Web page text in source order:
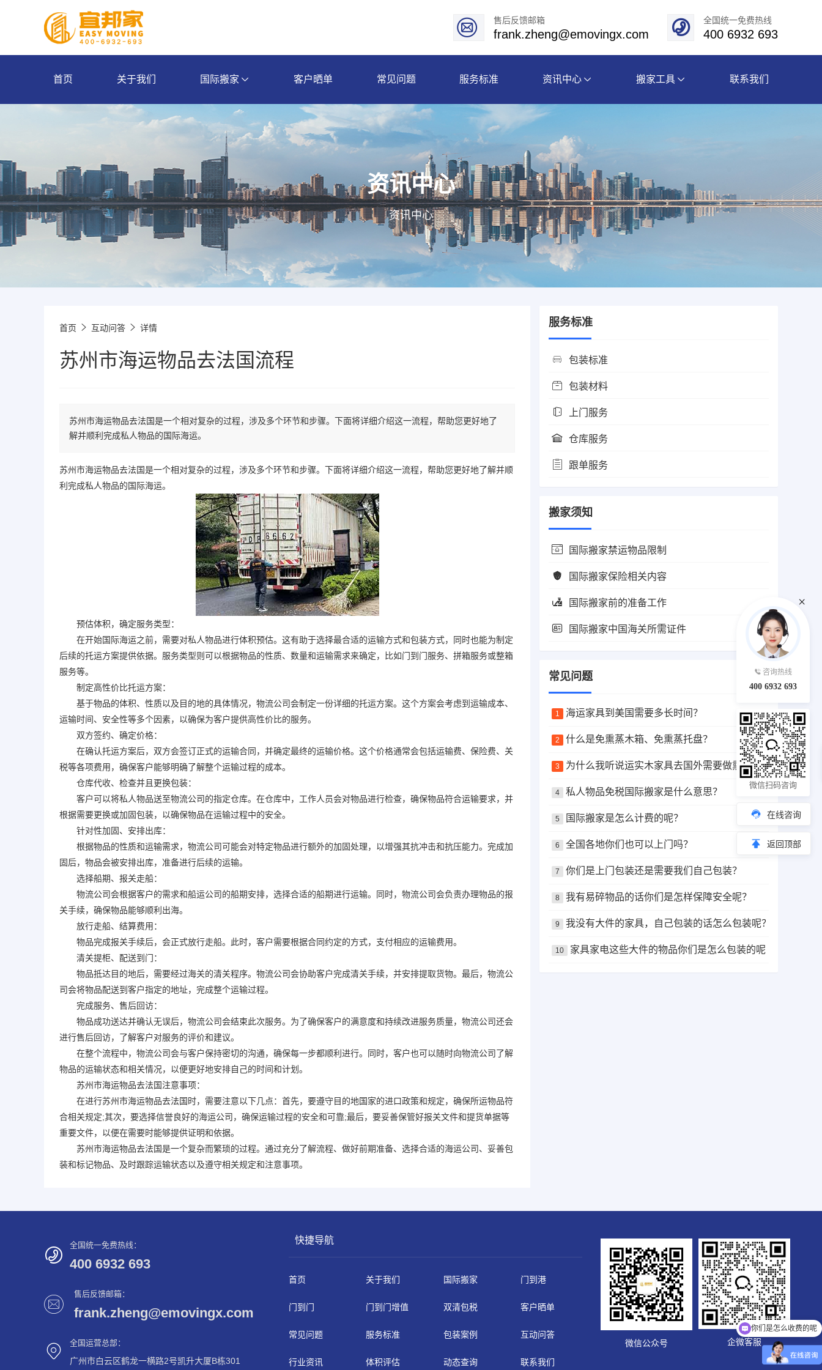
售后反馈邮箱
frank.zheng@emovingx.com
全国统一免费热线
400 6932 693
首页 关于我们 国际搬家 客户晒单 常见问题 服务标准 资讯中心 搬家工具 联系我们
资讯中心
资讯中心
首页 互动问答 详情
苏州市海运物品去法国流程
苏州市海运物品去法国是一个相对复杂的过程，涉及多个环节和步骤。下面将详细介绍这一流程，帮助您更好地了
解并顺利完成私人物品的国际海运。
苏州市海运物品去法国是一个相对复杂的过程，涉及多个环节和步骤。下面将详细介绍这一流程，帮助您更好地了解并顺
利完成私人物品的国际海运。
预估体积，确定服务类型：
在开始国际海运之前，需要对私人物品进行体积预估。这有助于选择最合适的运输方式和包装方式，同时也能为制定
后续的托运方案提供依据。服务类型则可以根据物品的性质、数量和运输需求来确定，比如门到门服务、拼箱服务或整箱
服务等。
制定高性价比托运方案：
基于物品的体积、性质以及目的地的具体情况，物流公司会制定一份详细的托运方案。这个方案会考虑到运输成本、
运输时间、安全性等多个因素，以确保为客户提供高性价比的服务。
双方签约、确定价格：
在确认托运方案后，双方会签订正式的运输合同，并确定最终的运输价格。这个价格通常会包括运输费、保险费、关
税等各项费用，确保客户能够明确了解整个运输过程的成本。
仓库代收、检查并且更换包装：
客户可以将私人物品送至物流公司的指定仓库。在仓库中，工作人员会对物品进行检查，确保物品符合运输要求，并
根据需要更换或加固包装，以确保物品在运输过程中的安全。
针对性加固、安排出库：
根据物品的性质和运输需求，物流公司可能会对特定物品进行额外的加固处理，以增强其抗冲击和抗压能力。完成加
固后，物品会被安排出库，准备进行后续的运输。
选择船期、报关走船：
物流公司会根据客户的需求和船运公司的船期安排，选择合适的船期进行运输。同时，物流公司会负责办理物品的报
关手续，确保物品能够顺利出海。
放行走船、结算费用：
物品完成报关手续后，会正式放行走船。此时，客户需要根据合同约定的方式，支付相应的运输费用。
清关提柜、配送到门：
物品抵达目的地后，需要经过海关的清关程序。物流公司会协助客户完成清关手续，并安排提取货物。最后，物流公
司会将物品配送到客户指定的地址，完成整个运输过程。
完成服务、售后回访：
物品成功送达并确认无误后，物流公司会结束此次服务。为了确保客户的满意度和持续改进服务质量，物流公司还会
进行售后回访，了解客户对服务的评价和建议。
在整个流程中，物流公司会与客户保持密切的沟通，确保每一步都顺利进行。同时，客户也可以随时向物流公司了解
物品的运输状态和相关情况，以便更好地安排自己的时间和计划。
苏州市海运物品去法国注意事项：
在进行苏州市海运物品去法国时，需要注意以下几点：首先，要遵守目的地国家的进口政策和规定，确保所运物品符
合相关规定;其次，要选择信誉良好的海运公司，确保运输过程的安全和可靠;最后，要妥善保管好报关文件和提货单据等
重要文件，以便在需要时能够提供证明和依据。
苏州市海运物品去法国是一个复杂而繁琐的过程。通过充分了解流程、做好前期准备、选择合适的海运公司、妥善包
装和标记物品、及时跟踪运输状态以及遵守相关规定和注意事项。
服务标准
包装标准
包装材料
上门服务
仓库服务
跟单服务
搬家须知
国际搬家禁运物品限制
国际搬家保险相关内容
国际搬家前的准备工作
国际搬家中国海关所需证件
常见问题
1 海运家具到美国需要多长时间？
2 什么是免熏蒸木箱、免熏蒸托盘？
3 为什么我听说运实木家具去国外需要做熏蒸？
4 私人物品免税国际搬家是什么意思？
5 国际搬家是怎么计费的呢？
6 全国各地你们也可以上门吗？
7 你们是上门包装还是需要我们自己包装？
8 我有易碎物品的话你们是怎样保障安全呢？
9 我没有大件的家具，自己包装的话怎么包装呢？
10 家具家电这些大件的物品你们是怎么包装的呢？
全国统一免费热线：
400 6932 693
售后反馈邮箱：
frank.zheng@emovingx.com
全国运营总部：
广州市白云区鹤龙一横路2号凯升大厦B栋301
快捷导航
首页 关于我们 国际搬家 门到港
门到门 门到门增值 双清包税 客户晒单
常见问题 服务标准 包装案例 互动问答
行业资讯 体积评估 动态查询 联系我们
微信公众号 企微客服
咨询热线
400 6932 693
微信扫码咨询
在线咨询
返回顶部
你们是怎么收费的呢
现在有优惠活动吗